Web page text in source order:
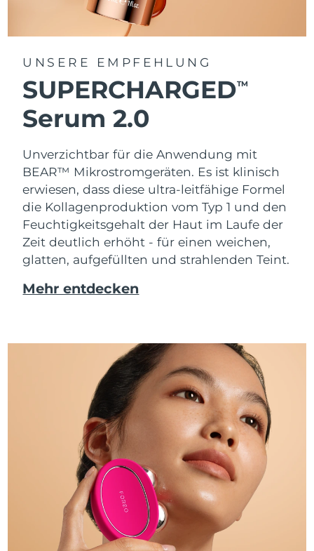
UNSERE EMPFEHLUNG
SUPERCHARGEDTM
Serum 2.0
Unverzichtbar für die Anwendung mit
BEAR™ Mikrostromgeräten. Es ist klinisch
erwiesen, dass diese ultra-leitfähige Formel
die Kollagenproduktion vom Typ 1 und den
Feuchtigkeitsgehalt der Haut im Laufe der
Zeit deutlich erhöht - für einen weichen,
glatten, aufgefüllten und strahlenden Teint.
Mehr entdecken